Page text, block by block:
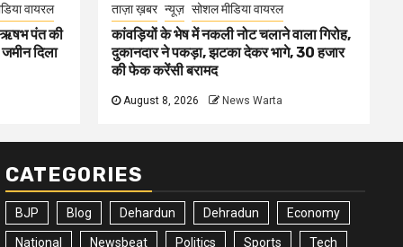
वायरल
पंत की
दिला
ताज़ा ख़बर न्यूज़ सोशल मीडिया वायरल
कांवड़ियों के भेष में नकली नोट चलाने वाला गिरोह,
दुकानदार ने पकड़ा, झटका देकर भागे, 30 हजार
की फेक करेंसी बरामद
August 8, 2026 News Warta
CATEGORIES
BJP Blog Dehardun Dehradun Economy
National Newsbeat Politics Sports Tech